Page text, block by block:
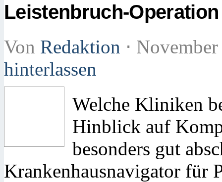
Leistenbruch-
Von Redaktion ⋅
hinterlassen
Welche Kliniken
Hinblick auf
besonders gut
Krankenhausnavigator für